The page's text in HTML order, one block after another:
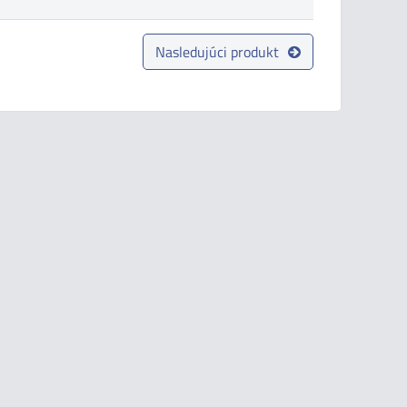
Nasledujúci produkt